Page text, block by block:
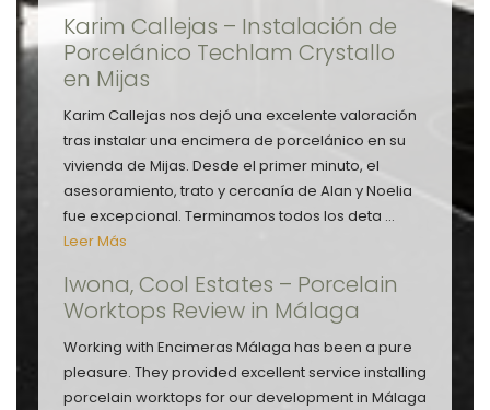
Karim Callejas – Instalación de
Porcelánico Techlam Crystallo
en Mijas
Karim Callejas nos dejó una excelente valoración
tras instalar una encimera de porcelánico en su
vivienda de Mijas. Desde el primer minuto, el
asesoramiento, trato y cercanía de Alan y Noelia
fue excepcional. Terminamos todos los deta ...
Leer Más
Iwona, Cool Estates – Porcelain
Worktops Review in Málaga
Working with Encimeras Málaga has been a pure
pleasure. They provided excellent service installing
porcelain worktops for our development in Málaga